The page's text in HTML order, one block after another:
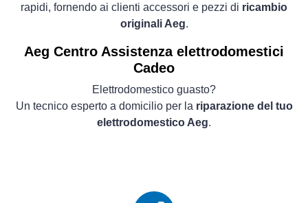
rapidi, fornendo ai clienti accessori e pezzi di ricambio
originali Aeg.
Aeg Centro Assistenza elettrodomestici
Cadeo
Elettrodomestico guasto?
Un tecnico esperto a domicilio per la riparazione del tuo
elettrodomestico Aeg.